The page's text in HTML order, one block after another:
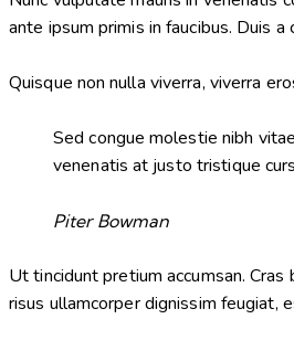
ante ipsum primis in faucibus. Duis
Quisque non nulla viverra, viverra
Sed congue molestie nibh
venenatis at justo tristique
Piter Bowman
Ut tincidunt pretium accumsan.
risus ullamcorper dignissim feugiat,